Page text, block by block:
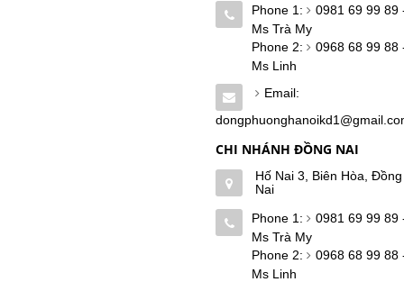
Phone 1:
0981 69 99 89
Ms Trà My
Phone 2:
0968 68 99 88
Ms Linh
Email:
CHI NHÁNH ĐỒNG NAI
Hố Nai 3, Biên Hòa, Đồng
Nai
Phone 1:
0981 69 99 89
Ms Trà My
Phone 2:
0968 68 99 88
Ms Linh